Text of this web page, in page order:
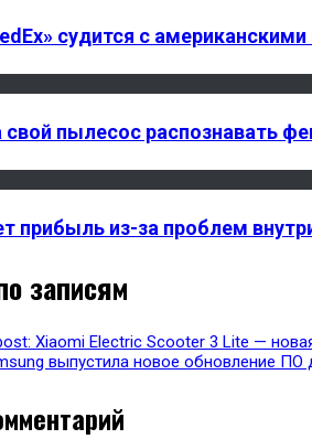
судится с
свой пылесос распознавать
прибыль из-за проблем
записям
Xiaomi Electric Scooter 3 Lite —
выпустила новое обновление ПО